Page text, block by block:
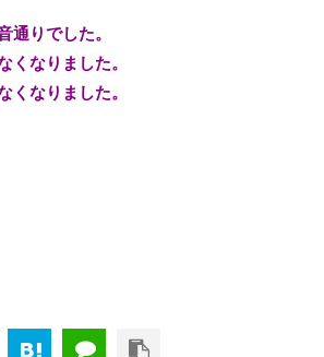
りでした。
くなりました。
なりました。